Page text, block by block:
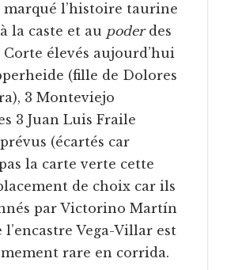
marqué l’histoire taurine
la caste et au poderdes
élevés aujourd’hui
(fille de Dolores
3 Monteviejo
3 Juan Luis Fraile
(écartés car
pas la carte verte cette
de choix car ils
par Victorino Martín
l’encastre Vega-Villar est
rare en corrida.